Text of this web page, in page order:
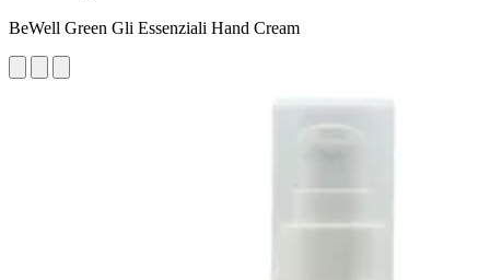
BeWell Green Gli Essenziali Hand Cream